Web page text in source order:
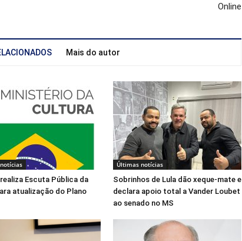
Online
Mais do autor
Escuta Pública da
atualização do Plano
Últimas notícias
Sobrinhos de Lula dão xeque-mate e
declara apoio total a Vander Loubet
ao senado no MS